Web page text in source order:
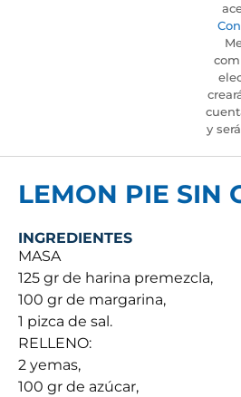
y
LEMON PIE SIN
INGREDIENTES
MASA
125 gr de harina premezcla,
100 gr de margarina,
1 pizca de sal.
RELLENO:
2 yemas,
100 gr de azúcar,